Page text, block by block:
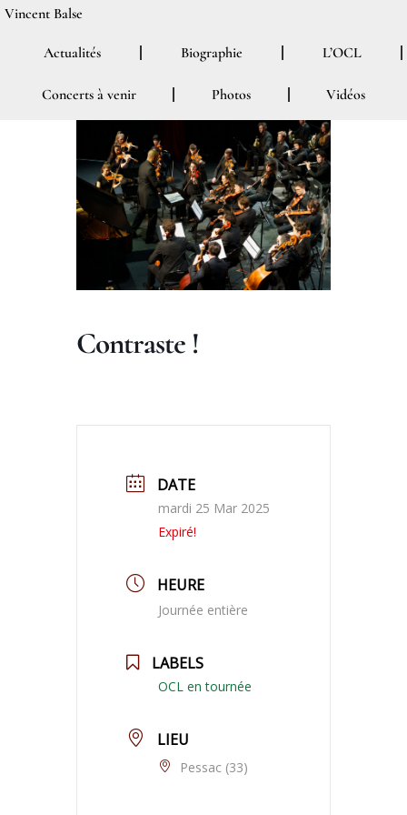
Aller
contenu
Vincent Balse
Actualités Biographie L’OCL
Concerts à venir Photos Vidéos
Contraste !
DATE
mardi 25 Mar 2025
Expiré!
HEURE
Journée entière
LABELS
OCL en tournée
LIEU
Pessac (33)